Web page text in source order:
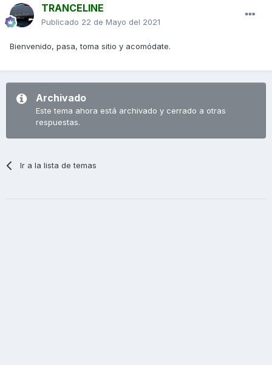
TRANCELINE
Publicado 22 de Mayo del 2021
Bienvenido, pasa, toma sitio y acomódate.
Archivado
Este tema ahora está archivado y cerrado a otras
respuestas.
Ir a la lista de temas